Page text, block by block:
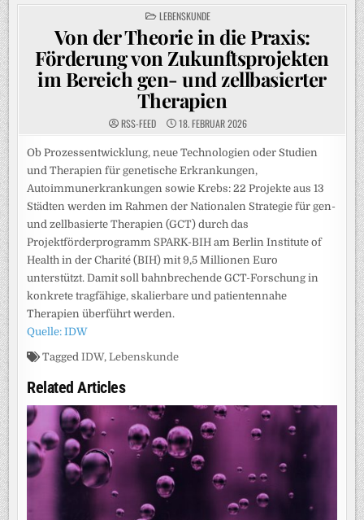
POSTED
IN
LEBENSKUNDE
Von der Theorie in die Praxis:
Förderung von Zukunftsprojekten
im Bereich gen- und zellbasierter
Therapien
RSS-FEED 18. FEBRUAR 2026
Ob Prozessentwicklung, neue Technologien oder Studien
und Therapien für genetische Erkrankungen,
Autoimmunerkrankungen sowie Krebs: 22 Projekte aus 13
Städten werden im Rahmen der Nationalen Strategie für gen-
und zellbasierte Therapien (GCT) durch das
Projektförderprogramm SPARK-BIH am Berlin Institute of
Health in der Charité (BIH) mit 9,5 Millionen Euro
unterstützt. Damit soll bahnbrechende GCT-Forschung in
konkrete tragfähige, skalierbare und patientennahe
Therapien überführt werden.
Quelle: IDW
TaggedIDW,Lebenskunde
Related Articles